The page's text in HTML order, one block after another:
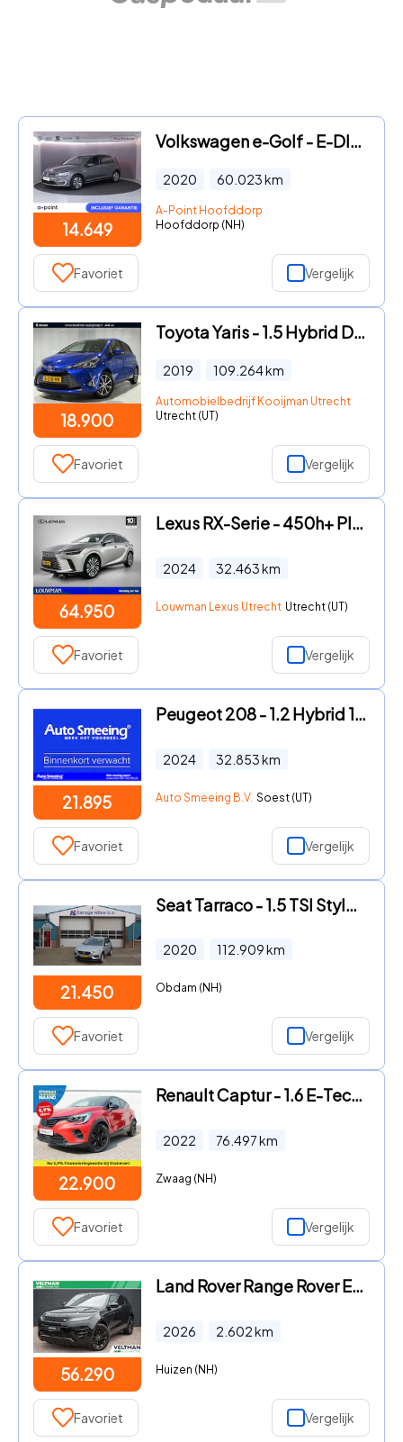
14.649
Volkswagen e-Golf - E-DITION 136 pk | Navigatie | Warmtepomp | Parkeersensoren |
2020 60.023km
A-Point Hoofddorp
Hoofddorp (NH)
Favoriet Vergelijk
18.900
Toyota Yaris - 1.5 Hybrid Dynamic | Parkeersensoren | Apple Carplay / Andro
2019 109.264km
Automobielbedrijf Kooijman Utrecht B.V.
Utrecht (UT)
Favoriet Vergelijk
64.950
Lexus RX-Serie - 450h+ Plug-in Hybrid Luxury Line | Carplay | Stoelverwarming
2024 32.463km
Louwman Lexus Utrecht Utrecht (UT)
Favoriet Vergelijk
21.895
Peugeot 208 - 1.2 Hybrid 100 e-DCS6 GT | Panoramadak | Digital Cockpit | C
2024 32.853km
Auto Smeeing B.V. Soest (UT)
Favoriet Vergelijk
21.450
Seat Tarraco - 1.5 TSI Style Limited Edition
2020 112.909km
Obdam (NH)
Favoriet Vergelijk
22.900
Renault Captur - 1.6 E-Tech Hybrid 145 Rive Gauche | automaat | hybride |
2022 76.497km
Zwaag (NH)
Favoriet Vergelijk
56.290
Land Rover Range Rover Evoque - 1.5 P270e PHEV PANO MERIDIAN ADAPTIVE CRUISE LEDER
2026 2.602km
Huizen (NH)
Favoriet Vergelijk